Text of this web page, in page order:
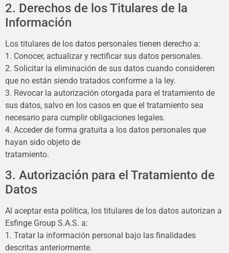
2. Derechos de los Titulares de la
Información
Los titulares de los datos personales tienen derecho a:
1. Conocer, actualizar y rectificar sus datos personales.
2. Solicitar la eliminación de sus datos cuando consideren
que no están siendo tratados conforme a la ley.
3. Revocar la autorización otorgada para el tratamiento de
sus datos, salvo en los casos en que el tratamiento sea
necesario para cumplir obligaciones legales.
4. Acceder de forma gratuita a los datos personales que
hayan sido objeto de
tratamiento.
3. Autorización para el Tratamiento de
Datos
Al aceptar esta política, los titulares de los datos autorizan a
Esfinge Group S.A.S. a:
1. Tratar la información personal bajo las finalidades
descritas anteriormente.